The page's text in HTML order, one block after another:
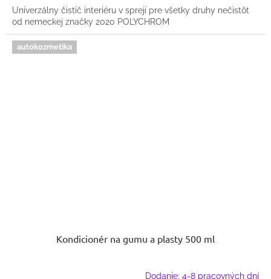
Univerzálny čistič interiéru v spreji pre všetky druhy nečistôt
od nemeckej značky 2020 POLYCHROM
autokozmetika
Kondicionér na gumu a plasty 500 ml
Dodanie: 4-8 pracovných dní